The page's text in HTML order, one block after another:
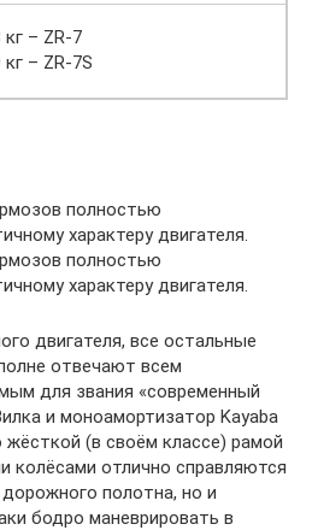
кг – ZR-7
кг – ZR-7S
полностью
характеру двигателя.
полностью
характеру двигателя.
двигателя, все остальные
отвечают всем
для звания «современный
и моноамортизатор Kayaba
(в своём классе) рамой
отлично справляются
полотна, но и
бодро маневрировать в